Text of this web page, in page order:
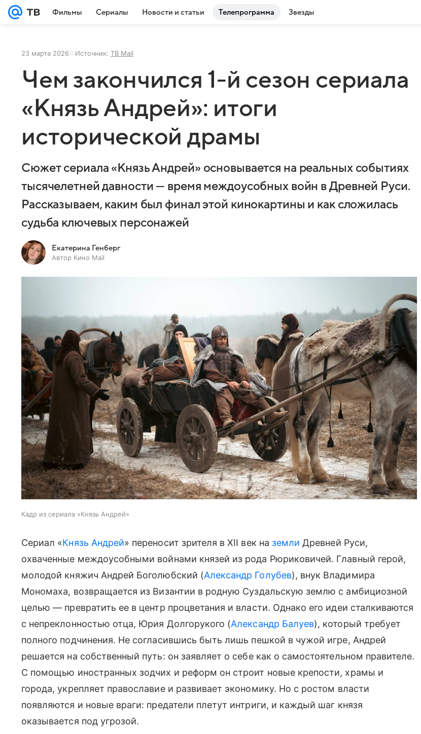
Фильмы Сериалы Новости и статьи Телепрограмма Звезды
23 марта 2026 Источник: ТВ Mail
Чем закончился 1-й сезон сериала
«Князь Андрей»: итоги
исторической драмы
Сюжет сериала «Князь Андрей» основывается на реальных событиях
тысячелетней давности — время междоусобных войн в Древней Руси.
Рассказываем, каким был финал этой кинокартины и как сложилась
судьба ключевых персонажей
Екатерина Генберг
Автор Кино Mail
Кадр из сериала «Князь Андрей»
Сериал «Князь Андрей» переносит зрителя в XII век на земли Древней Руси,
охваченные междоусобными войнами князей из рода Рюриковичей. Главный герой,
молодой княжич Андрей Боголюбский (Александр Голубев), внук Владимира
Мономаха, возвращается из Византии в родную Суздальскую землю с амбициозной
целью — превратить ее в центр процветания и власти. Однако его идеи сталкиваются
с непреклонностью отца, Юрия Долгорукого (Александр Балуев), который требует
полного подчинения. Не согласившись быть лишь пешкой в чужой игре, Андрей
решается на собственный путь: он заявляет о себе как о самостоятельном правителе.
С помощью иностранных зодчих и реформ он строит новые крепости, храмы и
города, укрепляет православие и развивает экономику. Но с ростом власти
появляются и новые враги: предатели плетут интриги, и каждый шаг князя
оказывается под угрозой.